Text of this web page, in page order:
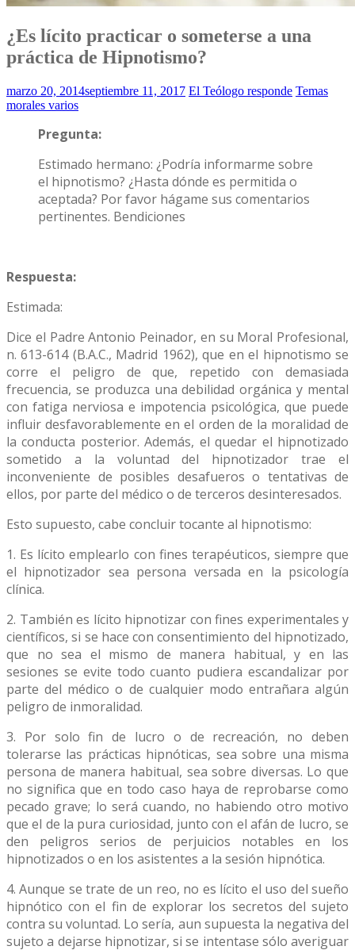
¿Es lícito practicar o someterse a una
práctica de Hipnotismo?
marzo 20, 2014septiembre 11, 2017 El Teólogo responde Temas
morales varios
Pregunta:
Estimado hermano: ¿Podría informarme sobre
el hipnotismo? ¿Hasta dónde es permitida o
aceptada? Por favor hágame sus comentarios
pertinentes. Bendiciones
Respuesta:
Estimada:
Dice el Padre Antonio Peinador, en su Moral Profesional,
n. 613-614 (B.A.C., Madrid 1962), que en el hipnotismo se
corre el peligro de que, repetido con demasiada
frecuencia, se produzca una debilidad orgánica y mental
con fatiga nerviosa e impotencia psicológica, que puede
influir desfavorablemente en el orden de la moralidad de
la conducta posterior. Además, el quedar el hipnotizado
sometido a la voluntad del hipnotizador trae el
inconveniente de posibles desafueros o tentativas de
ellos, por parte del médico o de terceros desinteresados.
Esto supuesto, cabe concluir tocante al hipnotismo:
1. Es lícito emplearlo con fines terapéuticos, siempre que
el hipnotizador sea persona versada en la psicología
clínica.
2. También es lícito hipnotizar con fines experimentales y
científicos, si se hace con consentimiento del hipnotizado,
que no sea el mismo de manera habitual, y en las
sesiones se evite todo cuanto pudiera escandalizar por
parte del médico o de cualquier modo entrañara algún
peligro de inmoralidad.
3. Por solo fin de lucro o de recreación, no deben
tolerarse las prácticas hipnóticas, sea sobre una misma
persona de manera habitual, sea sobre diversas. Lo que
no significa que en todo caso haya de reprobarse como
pecado grave; lo será cuando, no habiendo otro motivo
que el de la pura curiosidad, junto con el afán de lucro, se
den peligros serios de perjuicios notables en los
hipnotizados o en los asistentes a la sesión hipnótica.
4. Aunque se trate de un reo, no es lícito el uso del sueño
hipnótico con el fin de explorar los secretos del sujeto
contra su voluntad. Lo sería, aun supuesta la negativa del
sujeto a dejarse hipnotizar, si se intentase sólo averiguar